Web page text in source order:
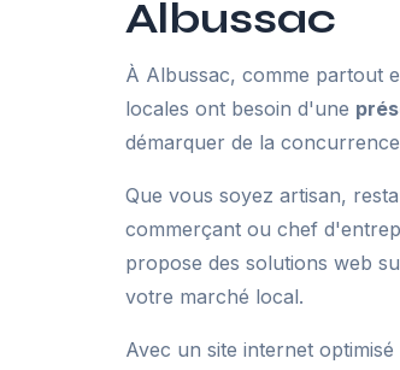
Albussac
À Albussac, comme partout
locales ont besoin d'une
démarquer de la
Que vous soyez artisan,
commerçant ou chef
propose des solutions web
votre marché local.
Avec un site internet